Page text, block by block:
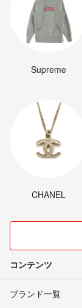
Supreme
CHANEL
コンテンツ
ブランド一覧